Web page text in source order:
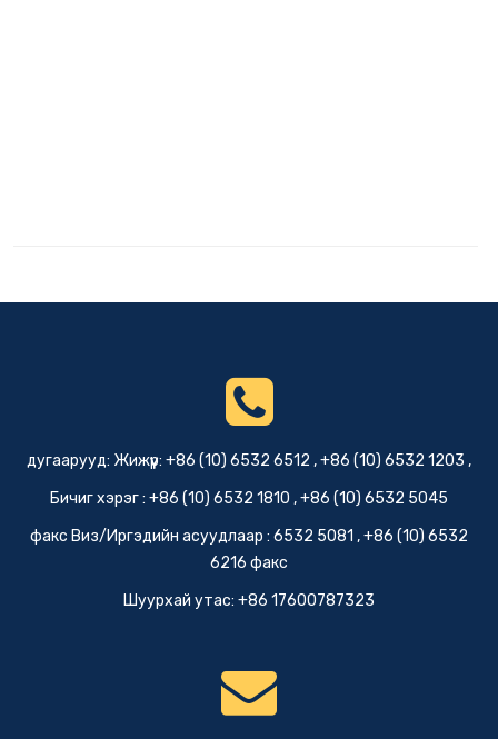
дугаарууд: Жижүүр: +86 (10) 6532 6512 , +86 (10) 6532 1203 ,
Бичиг хэрэг : +86 (10) 6532 1810 , +86 (10) 6532 5045
факс Виз/Иргэдийн асуудлаар : 6532 5081 , +86 (10) 6532
6216 факс
Шуурхай утас: +86 17600787323